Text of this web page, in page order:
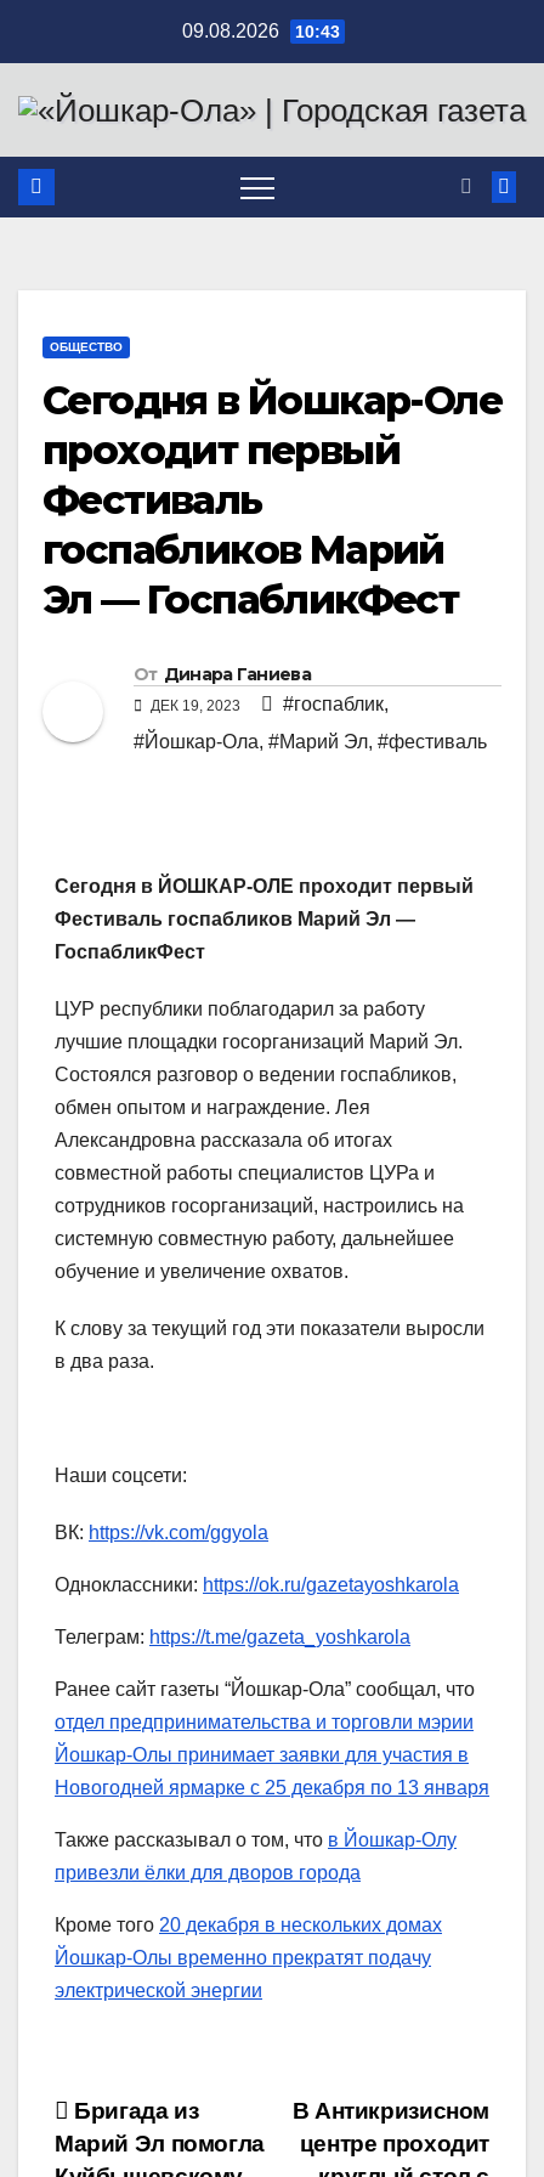
содержимому
09.08.2026 10:43
ОБЩЕСТВО
Сегодня в Йошкар-Оле
проходит первый
Фестиваль
госпабликов Марий
Эл — ГоспабликФест
От Динара Ганиева
ДЕК 19, 2023 #госпаблик,
#Йошкар-Ола, #Марий Эл, #фестиваль
Сегодня в ЙОШКАР-ОЛЕ проходит первый
Фестиваль госпабликов Марий Эл —
ГоспабликФест
ЦУР республики поблагодарил за работу
лучшие площадки госорганизаций Марий Эл.
Состоялся разговор о ведении госпабликов,
обмен опытом и награждение. Лея
Александровна рассказала об итогах
совместной работы специалистов ЦУРа и
сотрудников госорганизаций, настроились на
системную совместную работу, дальнейшее
обучение и увеличение охватов.
К слову за текущий год эти показатели выросли
в два раза.
Наши соцсети:
ВК: https://vk.com/ggyola
Одноклассники: https://ok.ru/gazetayoshkarola
Телеграм: https://t.me/gazeta_yoshkarola
Ранее сайт газеты “Йошкар-Ола” сообщал, что
отдел предпринимательства и торговли мэрии
Йошкар-Олы принимает заявки для участия в
Новогодней ярмарке с 25 декабря по 13 января
Также рассказывал о том, что в Йошкар-Олу
привезли ёлки для дворов города
Кроме того 20 декабря в нескольких домах
Йошкар-Олы временно прекратят подачу
электрической энергии
Навигация
В Антикризисном
центре проходит
Бригада из
Марий Эл помогла